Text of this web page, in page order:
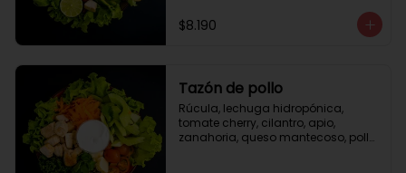
$8.190
Tazón de pollo
Rúcula, lechuga hidropónica,
tomate cherry, cilantro, apio,
zanahoria, queso mantecoso, pollo